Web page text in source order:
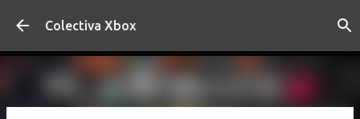
Ir al contenido principal
Colectiva Xbox